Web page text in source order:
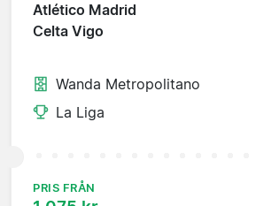
Atlético Madrid
Celta Vigo
Wanda Metropolitano
La Liga
PRIS FRÅN